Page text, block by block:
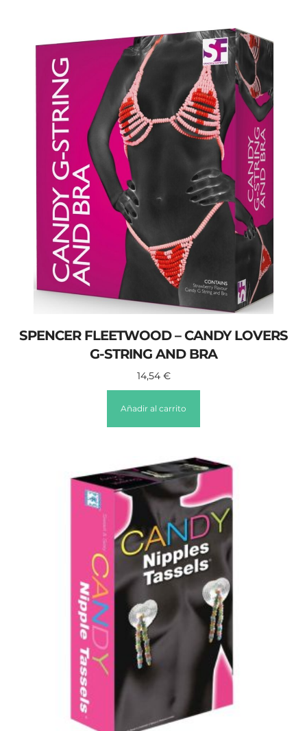
SPENCER FLEETWOOD – CANDY LOVERS
G-STRING AND BRA
14,54 €
Añadir al carrito